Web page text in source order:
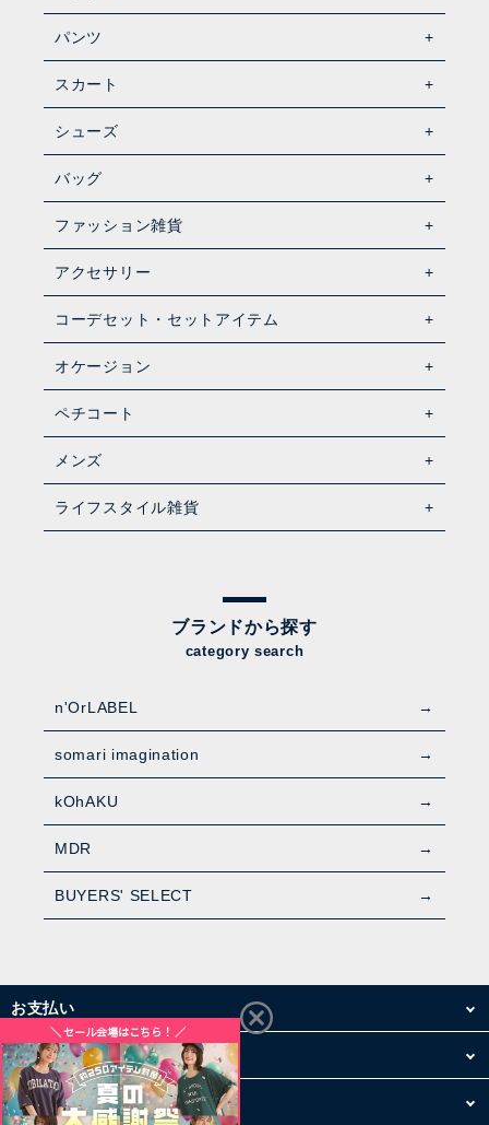
パンツ
スカート
シューズ
バッグ
ファッション雑貨
アクセサリー
コーデセット・セットアイテム
オケージョン
ペチコート
メンズ
ライフスタイル雑貨
ブランドから探す
category search
n'OrLABEL
somari imagination
kOhAKU
MDR
BUYERS' SELECT
お支払い
配送・送料
お買い物について